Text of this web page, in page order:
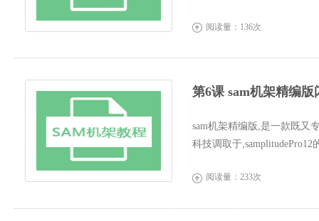
 阅读量：136次
第6课 sam机架精编
sam机架精编版,是一款既又
科技调取于
 阅读量：233次